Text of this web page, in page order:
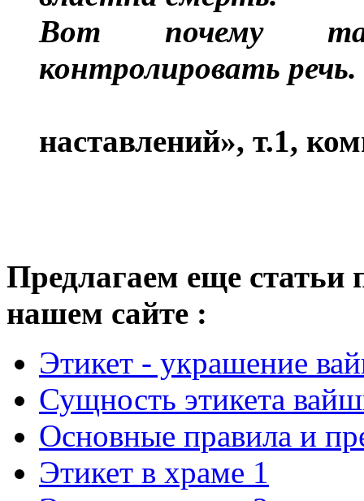
Вот почему
контролировать речь.
наставлений», т.1,
Предлагаем еще статьи
нашем сайте :
Этикет - украшение
Сущность этикета
Основные правила и
Этикет в храме 1